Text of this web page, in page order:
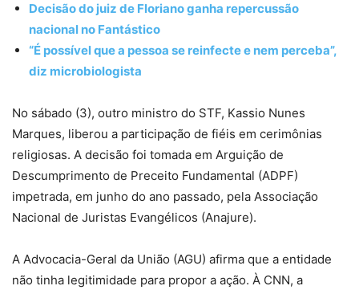
Decisão do juiz de Floriano ganha repercussão
nacional no Fantástico
“É possível que a pessoa se reinfecte e nem perceba”,
diz microbiologista
No sábado (3), outro ministro do STF, Kassio Nunes
Marques, liberou a participação de fiéis em cerimônias
religiosas. A decisão foi tomada em Arguição de
Descumprimento de Preceito Fundamental (ADPF)
impetrada, em junho do ano passado, pela Associação
Nacional de Juristas Evangélicos (Anajure).
A Advocacia-Geral da União (AGU) afirma que a entidade
não tinha legitimidade para propor a ação. À CNN, a